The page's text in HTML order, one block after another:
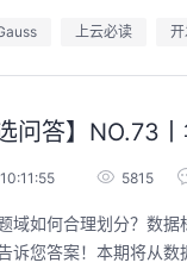
上云必读
问答】NO.73
5815
域如何合理划分？数
诉您答案！本期将从